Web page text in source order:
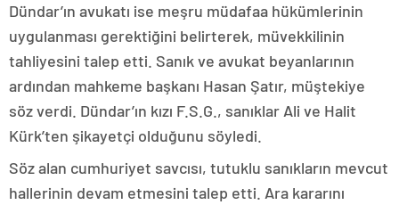
Dündar’ın avukatı ise meşru müdafaa hükümlerinin
uygulanması gerektiğini belirterek, müvekkilinin
tahliyesini talep etti. Sanık ve avukat beyanlarının
ardından mahkeme başkanı Hasan Şatır, müştekiye
söz verdi. Dündar’ın kızı F.S.G., sanıklar Ali ve Halit
Kürk’ten şikayetçi olduğunu söyledi.
Söz alan cumhuriyet savcısı, tutuklu sanıkların mevcut
hallerinin devam etmesini talep etti. Ara kararını